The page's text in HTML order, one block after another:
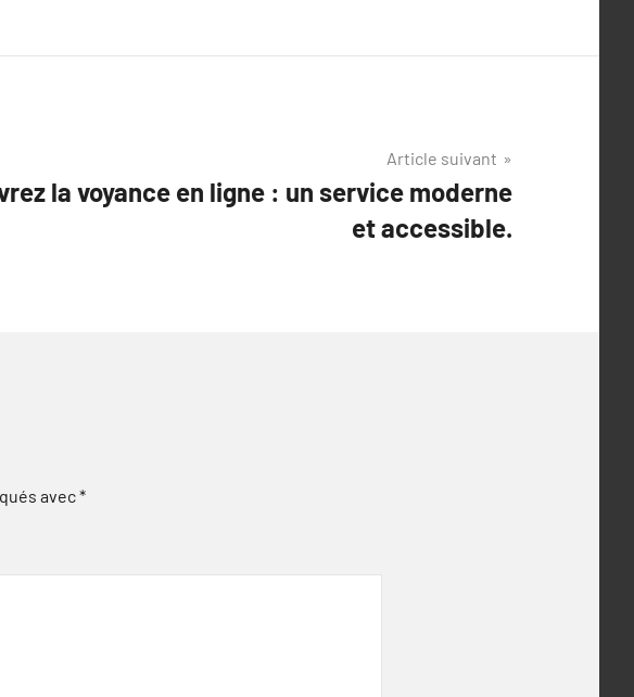
Article suivant
la voyance en ligne : un service moderne
et accessible.
avec*